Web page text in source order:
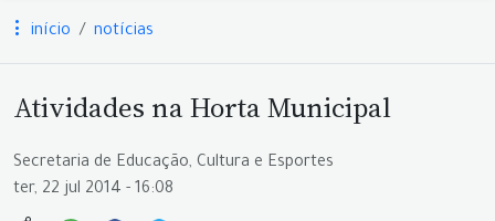
início notícias
Atividades na Horta Municipal
Secretaria de Educação, Cultura e Esportes
ter, 22 jul 2014 - 16:08